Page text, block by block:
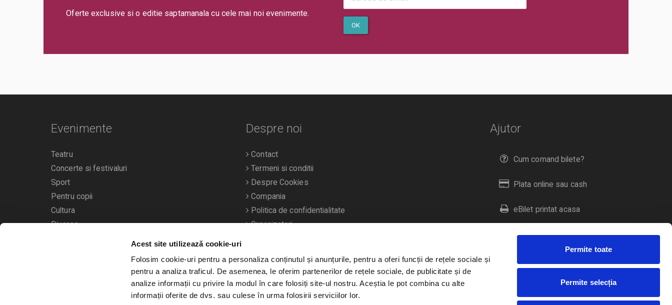
Acest site utilizează cookie-uri
Folosim cookie-uri pentru a personaliza conținutul și anunțurile, pentru a oferi funcții de rețele sociale și
pentru a analiza traficul. De asemenea, le oferim partenerilor de rețele sociale, de publicitate și de
analize informații cu privire la modul în care folosiți site-ul nostru. Aceștia le pot combina cu alte
informații oferite de dvs. sau culese în urma folosirii serviciilor lor.
Permite toate
Permite selecția
Oferte exclusive si o editie saptamanala cu cele mai noi evenimente.
OK
Ajutor
Cum comand bilete?
Plata online sau cash
eBilet printat acasa
Livrare prin curier
Duplicare bilete
Evenimente
Teatru
Concerte si festivaluri
Sport
Pentru copii
Cultura
Diverse
Calendarul evenimentelor
Despre noi
Contact
Termeni si conditii
Despre Cookies
Compania
Politica de confidentialitate
Organizatori